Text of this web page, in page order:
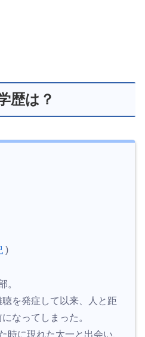
歴は？
)
。
を発症して以来、人と距
なってしまった。
時に現れた太一と出会い、